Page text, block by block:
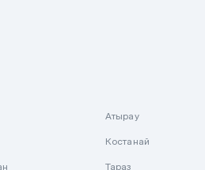
Атырау
Костанай
Тараз